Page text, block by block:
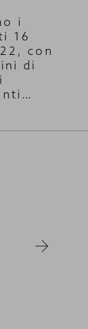
i
16
con
di